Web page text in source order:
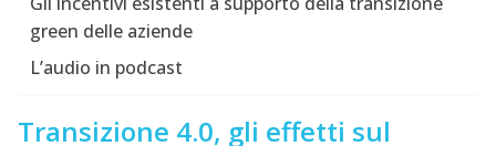
green delle aziende
L’audio in podcast
Transizione 4.0, gli effetti sul